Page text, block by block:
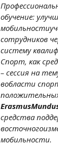
обучение:
мобильности
сотрудников
систему
Спорт, как
– сессия на
вобласти
Erasmus
средства
восточного
мобильности.